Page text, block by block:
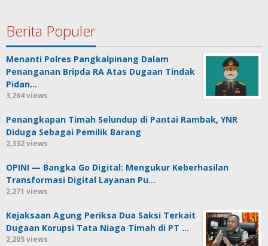
Berita Populer
Menanti Polres Pangkalpinang Dalam
Penanganan Bripda RA Atas Dugaan Tindak
Pidan…
3,264 views
Penangkapan Timah Selundup di Pantai Rambak, YNR
Diduga Sebagai Pemilik Barang
2,332 views
OPINI — Bangka Go Digital: Mengukur Keberhasilan
Transformasi Digital Layanan Pu…
2,271 views
Kejaksaan Agung Periksa Dua Saksi Terkait
Dugaan Korupsi Tata Niaga Timah di PT …
2,205 views